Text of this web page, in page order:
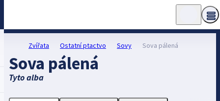
Zvířata Ostatní ptactvo Sovy Sova pálená
Sova pálená
Tyto alba